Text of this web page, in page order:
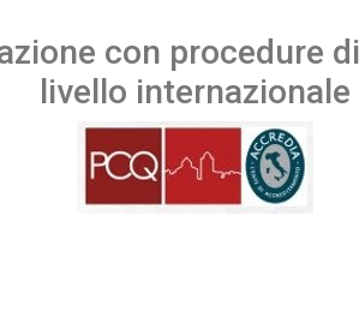
con procedure
livello internazionale